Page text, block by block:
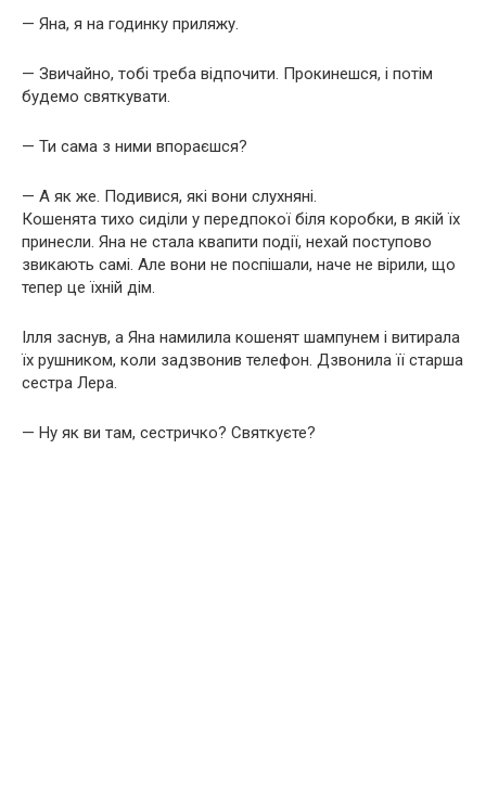
— Яна, я на годинку приляжу.
— Звичайно, тобі треба відпочити. Прокинешся, і потім
будемо святкувати.
— Ти сама з ними впораєшся?
— А як же. Подивися, які вони слухняні.
Кошенята тихо сиділи у передпокої біля коробки, в якій їх
принесли. Яна не стала квапити події, нехай поступово
звикають самі. Але вони не поспішали, наче не вірили, що
тепер це їхній дім.
Ілля заснув, а Яна намилила кошенят шампунем і витирала
їх рушником, коли задзвонив телефон. Дзвонила її старша
сестра Лера.
— Ну як ви там, сестричко? Святкуєте?